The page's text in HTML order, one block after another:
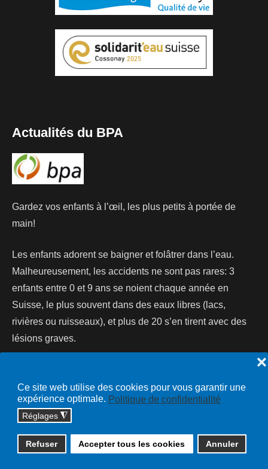
Ce site web utilise des cookies pour vous garantir une
expérience optimale. Politique de confidentialité
Réglages ◮
Refuser Accepter tous les cookies Annuler
❌
Actualités du BPA
Gardez vos enfants à l’œil, les plus petits à portée de
main!
Les enfants adorent se baigner et folâtrer dans l’eau.
Malheureusement, les accidents ne sont pas rares: 3
enfants entre 0 et 9 ans se noient chaque année en
Suisse, le plus souvent dans des eaux libres (lacs,
rivières ou ruisseaux), et plus de 20 s’en tirent avec des
lésions graves.
Copyright © 2026 cossonay.ch - tous droits réservés | site :
solutions informatiques